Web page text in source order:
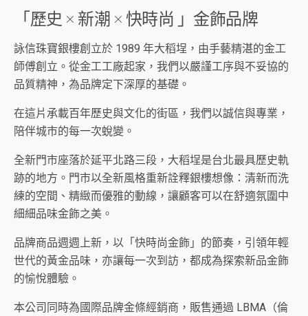
「歷史 × 新潮 × 快時尚 」金飾品牌
詠信珠寶銀樓創立於 1989 年大稻埕，由手藝精湛的金工
師傅創立。從金工工廠起家，我們以嚴謹工序與不妥協的
品質精神，為品牌定下深厚的基礎。
在這片承載百年歷史與文化的街區，我們以誠信與專業，
陪伴城市的每一次蛻變。
全新門市座落於延平北路三段，大稻埕是台北最具歷史軌
跡的地方。門市以全新風格重新詮釋銀樓想像：清新而洗
練的空間、精緻而優雅的動線，讓顧客可以在舒適氛圍中
細細品味金飾之美。
品牌商品週週上新，以「快時尚金飾」的節奏，引領年輕
世代的黃金品味，亦讓每一次到訪，都成為探索新品金飾
的愉悅體驗。
本公司同時為國際品牌金條經銷商，販售通過 LBMA（倫